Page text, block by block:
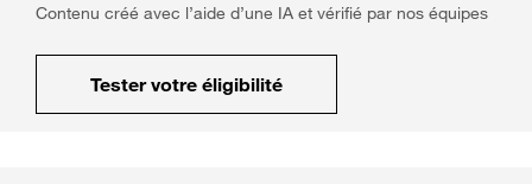
Contenu créé avec l’aide d’une IA et vérifié par nos équipes
Tester votre éligibilité